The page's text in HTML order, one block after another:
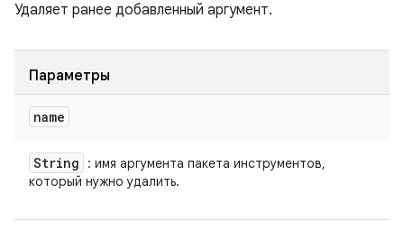
Удаляет ранее добавленный аргумент.
Параметры
name
String
: имя аргумента пакета инструментов,
который нужно удалить.